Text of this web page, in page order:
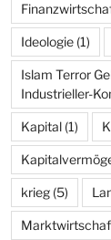
Ideologie (1)
Islam Terror
Industrieller-
Kapital (1)
krieg (5)